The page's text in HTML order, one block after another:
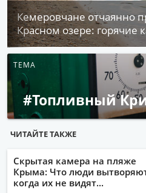
Кемеровчане отчаянно
Красном озере: горячие
ТЕМА
#Топливный
ЧИТАЙТЕ ТАКЖЕ
Скрытая камера на пляже
Крыма: Что люди
когда их не видят...